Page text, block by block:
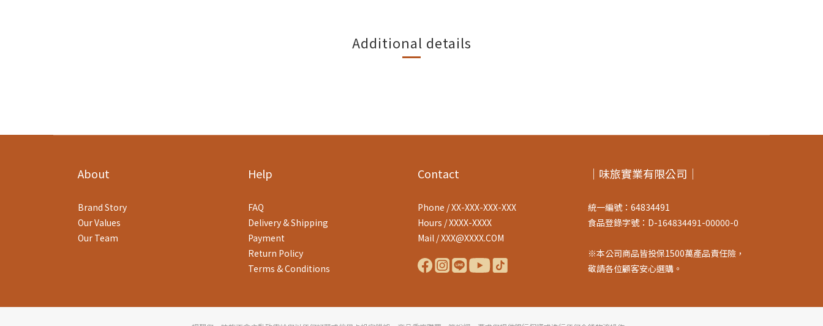
Additional details
About
Brand Story
Our Values
Our Team
Help
FAQ
Delivery & Shipping
Payment
Return Policy
Terms & Conditions
Contact
Phone / XX-XXX-XXX-XXX
Hours / XXXX-XXXX
Mail / XXX@XXXX.COM
｜味旅實業有限公司｜
統一編號：64834491
食品登錄字號：D-164834491-00000-0
※本公司商品皆投保1500萬產品責任險，
敬請各位顧客安心選購。